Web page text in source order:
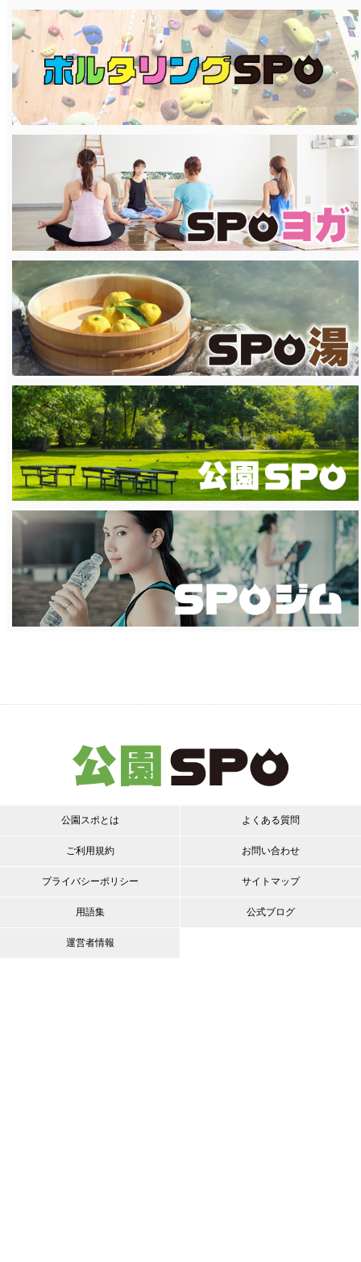
公園スポとは
ご利用規約
プライバシーポリシー
用語集
運営者情報
よくある質問
お問い合わせ
サイトマップ
公式ブログ